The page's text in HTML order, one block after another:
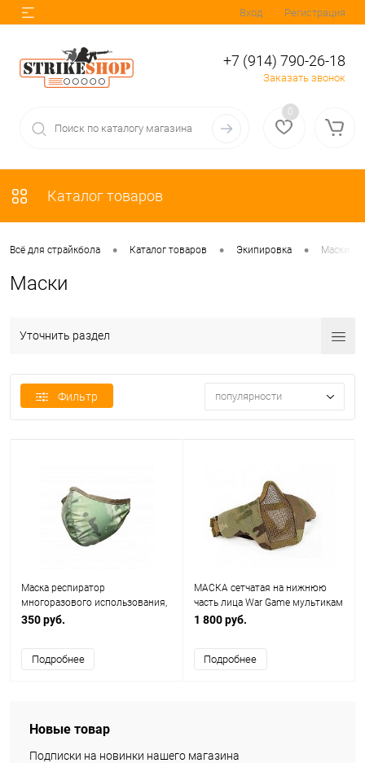
Вход Регистрация
+7 (914) 790-26-18
Заказать звонок
0
Каталог товаров
Всё для страйкбола • Каталог товаров • Экипировка • Маски
Маски
Уточнить раздел
Фильтр популярности
Маска респиратор
многоразового использования,
мультикам (T-armis)
350 руб.
Подробнее
МАСКА сетчатая на нижнюю
часть лица War Game мультикам
1 800 руб.
Подробнее
Новые товар
Подписки на новинки нашего магазина